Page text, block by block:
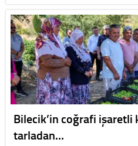
Bilecik’in coğrafi işaretli
tarladan…